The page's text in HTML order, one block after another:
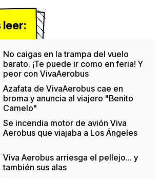
leer:
No caigas en la trampa del vuelo
barato. ¡Te puede ir como en feria! Y
peor con VivaAerobus
Azafata de VivaAerobus cae en
broma y anuncia al viajero "Benito
Camelo"
Se incendia motor de avión Viva
Aerobus que viajaba a Los Ángeles
Viva Aerobus arriesga el pellejo... y
también sus alas